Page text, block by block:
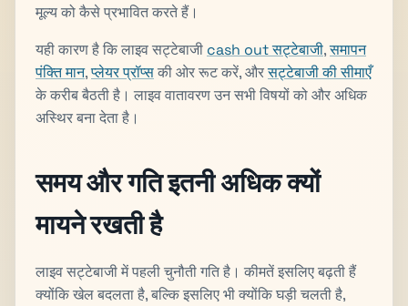
मूल्य को कैसे प्रभावित करते हैं।
यही कारण है कि लाइव सट्टेबाजी cash out सट्टेबाजी,समापन
पंक्ति मान,प्लेयर प्रॉप्सकी ओर रूट करें, औरसट्टेबाजी की सीमाएँ
के करीब बैठती है। लाइव वातावरण उन सभी विषयों को और अधिक
अस्थिर बना देता है।
समय और गति इतनी अधिक क्यों
मायने रखती है
लाइव सट्टेबाजी में पहली चुनौती गति है। कीमतें इसलिए बढ़ती हैं
क्योंकि खेल बदलता है, बल्कि इसलिए भी क्योंकि घड़ी चलती है,